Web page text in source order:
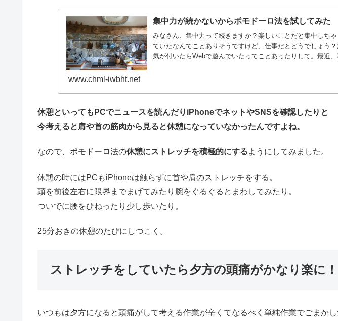
集中力が続かないからポモドーロ法を試してみた
みなさん、集中力って続きますか？楽しいことだと集中しち
ていたなんてことありそうですけど、仕事だとどうでしょう
気が付いたらWebで遊んでいたってことあったりして。最近、
www.chml-iwbht.net
休憩といってもPCでニュースを読んだりiPhoneでネットやSNSを確認したりと
今考えると肩や首の筋肉から見ると休憩になっていなかったんですよね。
なので、ポモドーロ法の休憩にストレッチを積極的にするようにしてみました。
休憩の時にはPCもiPhoneは触らずに首や肩のストレッチをする。
頭を前後左右に限界までまげてみたり腕をぐるぐるとまわしてみたり。
ついでに腰をひねったり少し歩いたり。
25分おきの休憩のたびにしつこく。
ストレッチをしていたら夕方の頭痛がかなり楽に！
いつもは夕方になると頭痛がして考える作業が辛くてなるべく単純作業でごまか